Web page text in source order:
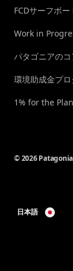
FCDサーフボー
Work in
パタゴニアの
環境助成金プ
1% for the
© 2026
日本語